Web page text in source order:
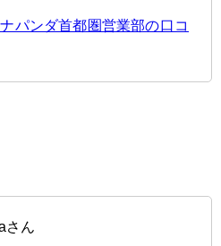
パンダ首都圏営業部の口コ
さん